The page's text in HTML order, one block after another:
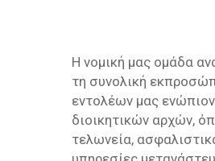
Η νομική μας ομάδα
τη συνολική
εντολέων μας
διοικητικών αρχών,
τελωνεία,